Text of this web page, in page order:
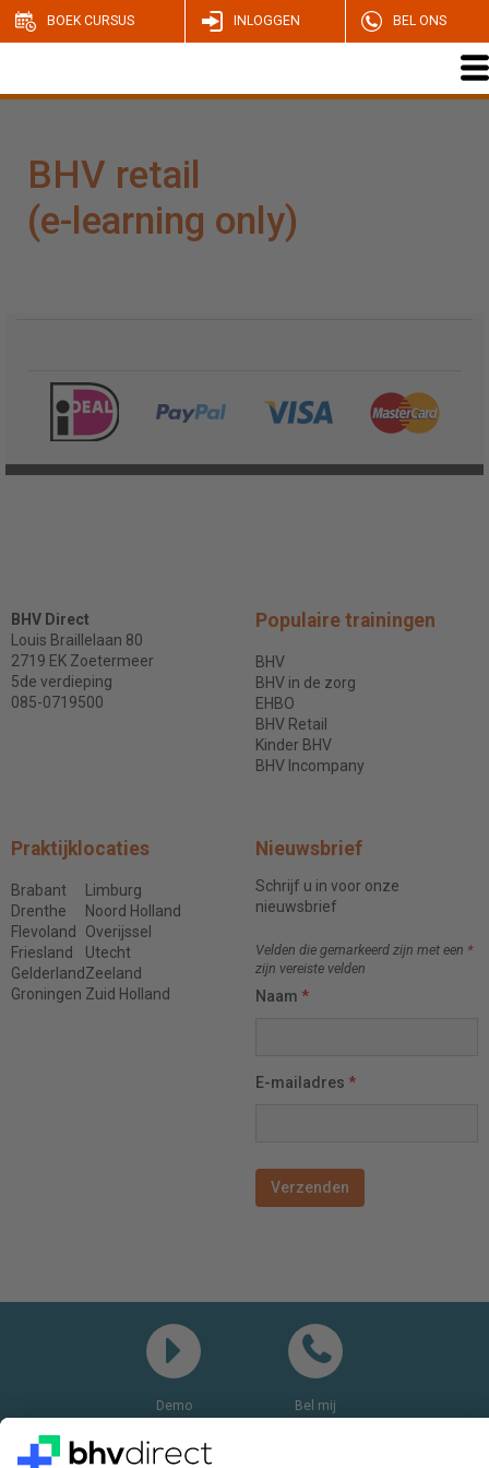
BOEK CURSUS INLOGGEN BEL ONS
BHV retail
(e-learning only)
BHV Direct
Louis Braillelaan 80
2719 EK Zoetermeer
5de verdieping
085-0719500
Populaire trainingen
BHV
BHV in de zorg
EHBO
BHV Retail
Kinder BHV
BHV Incompany
Praktijklocaties
Brabant
Drenthe
Flevoland
Friesland
Gelderland
Groningen
Limburg
Noord Holland
Overijssel
Utecht
Zeeland
Zuid Holland
Nieuwsbrief
Schrijf u in voor onze
nieuwsbrief
Velden die gemarkeerd zijn met een *
zijn vereiste velden
Naam *
E-mailadres *
Demo Bel mij